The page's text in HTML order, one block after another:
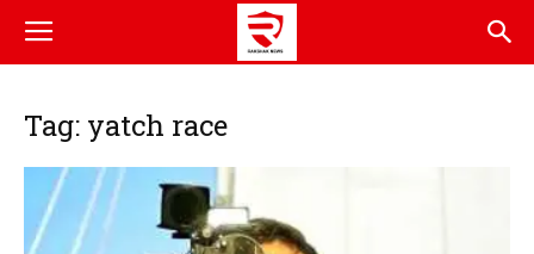
Tag: yatch race